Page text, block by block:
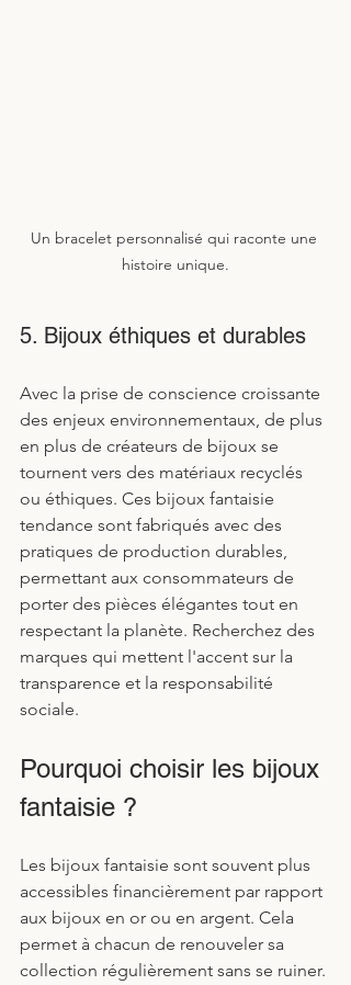
Un bracelet personnalisé qui raconte une
histoire unique.
5. Bijoux éthiques et durables
Avec la prise de conscience croissante
des enjeux environnementaux, de plus
en plus de créateurs de bijoux se
tournent vers des matériaux recyclés
ou éthiques. Ces bijoux fantaisie
tendance sont fabriqués avec des
pratiques de production durables,
permettant aux consommateurs de
porter des pièces élégantes tout en
respectant la planète. Recherchez des
marques qui mettent l'accent sur la
transparence et la responsabilité
sociale.
Pourquoi choisir les bijoux
fantaisie ?
Les bijoux fantaisie sont souvent plus
accessibles financièrement par rapport
aux bijoux en or ou en argent. Cela
permet à chacun de renouveler sa
collection régulièrement sans se ruiner.